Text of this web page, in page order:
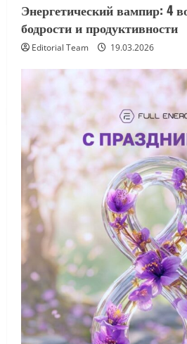
Энергетический вампир: 4
бодрости и продуктивности
Editorial Team 19.03.2026